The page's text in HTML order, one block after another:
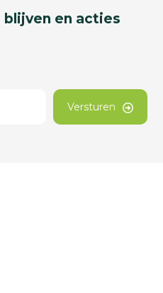
en acties
Versturen